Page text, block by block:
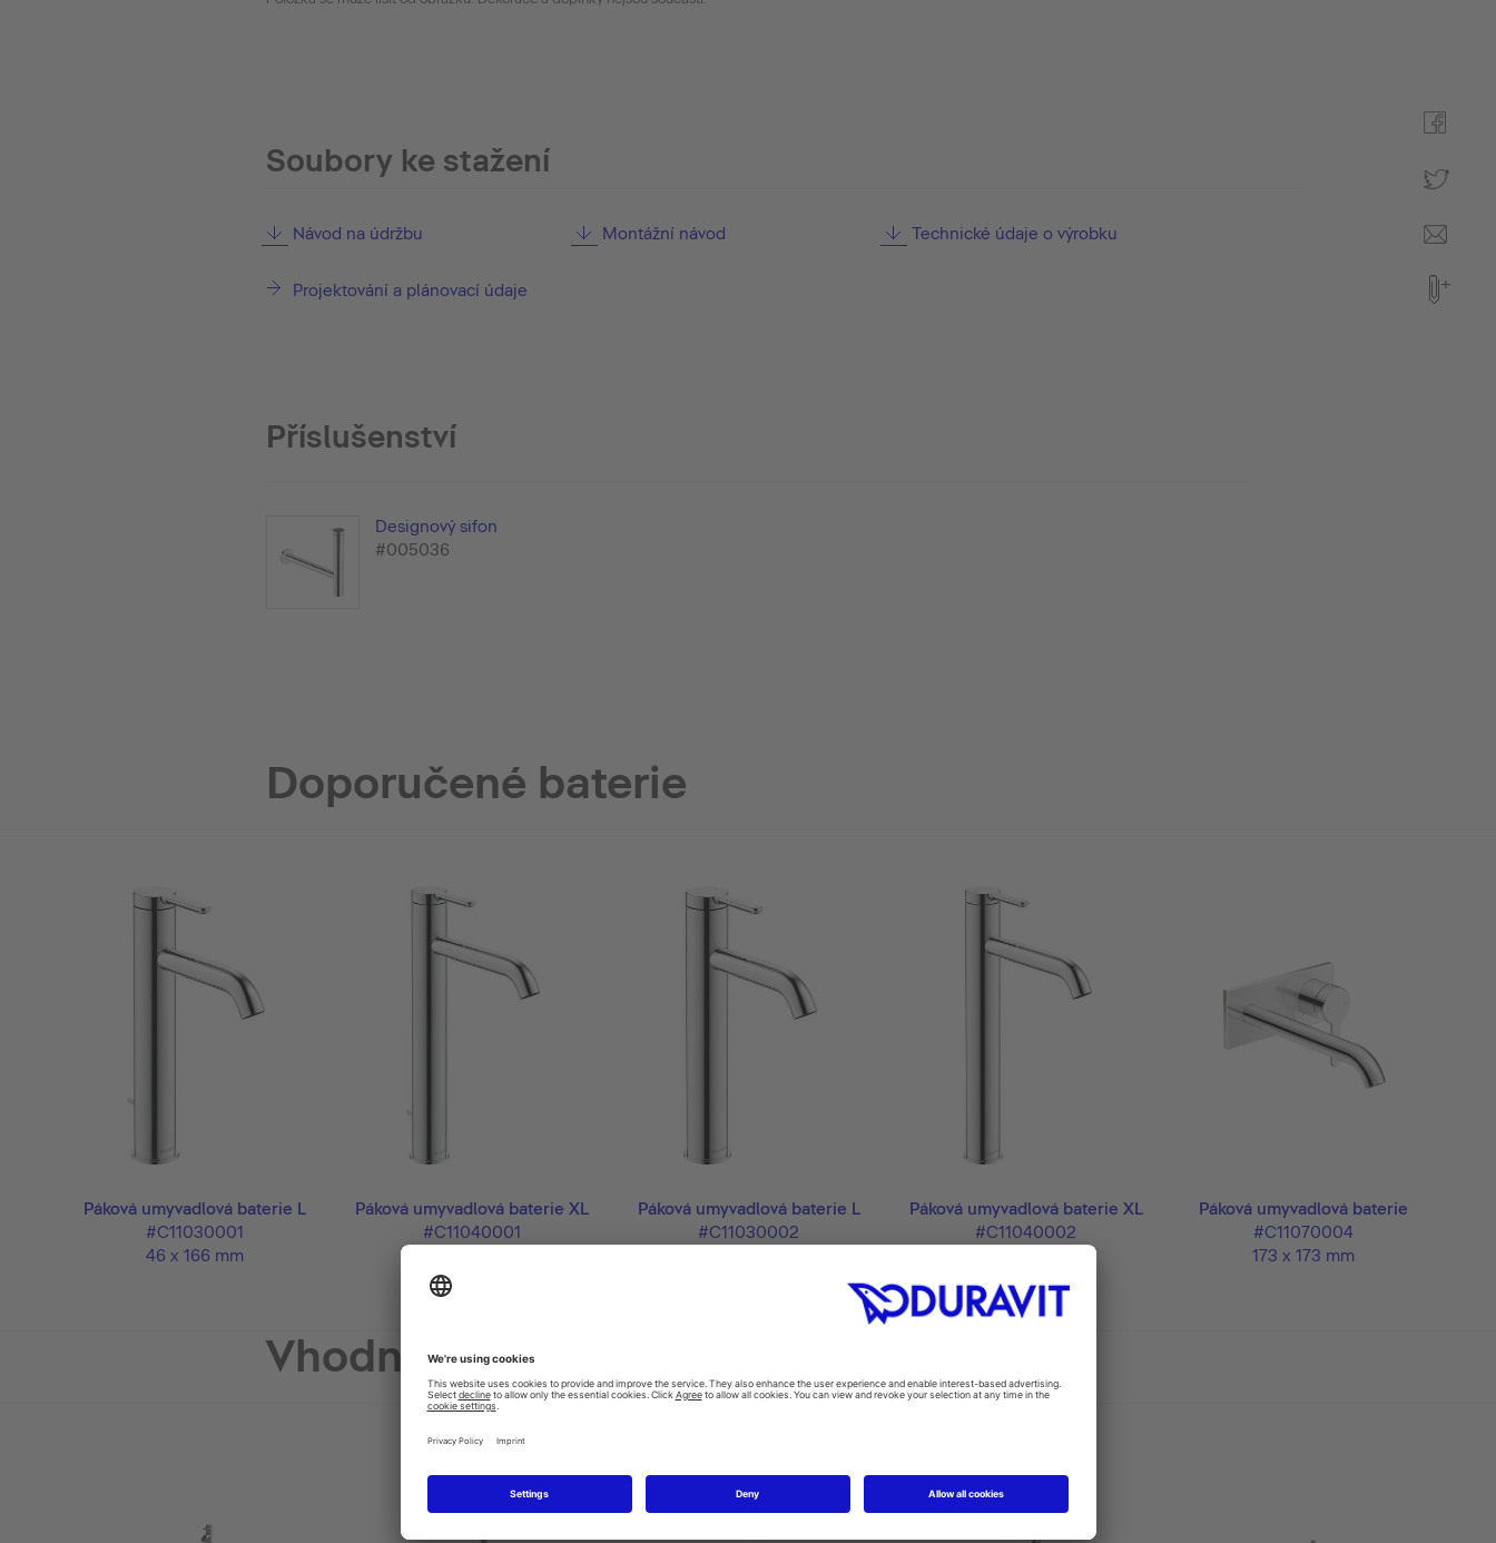
Soubory ke stažení
Návod na údržbu Montážní návod Technické údaje o výrobku
Projektování a plánovací údaje
Příslušenství
Designový sifon
#005036
Doporučené baterie
Páková umyvadlová baterie L
#C11030001
46 x 166 mm
Páková umyvadlová baterie XL
#C11040001
Páková umyvadlová baterie L
#C11030002
Páková umyvadlová baterie XL
#C11040002
Páková umyvadlová baterie
#C11070004
173 x 173 mm
Vhodné produkty